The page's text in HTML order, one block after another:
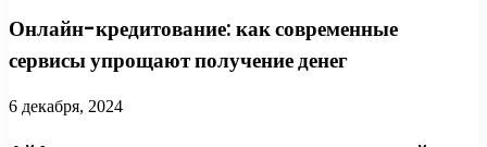
Онлайн-кредитование: как современные
сервисы упрощают получение денег
6 декабря, 2024